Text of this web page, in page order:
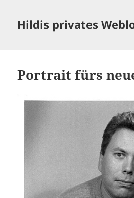
Hildis privates
Portrait fürs